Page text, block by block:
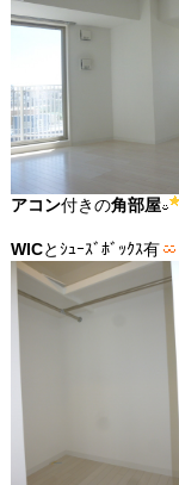
アコン付きの角部屋
WICとｼｭｰｽﾞﾎﾞｯｸｽ有